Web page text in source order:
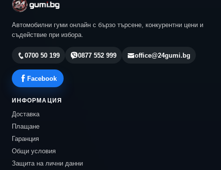
Автомобилни гуми онлайн с бързо търсене, конкурентни цени и
съдействие при избора.
0700 50 199 0877 552 999 office@24gumi.bg
Facebook
ИНФОРМАЦИЯ
Доставка
Плащане
Гаранция
Общи условия
Защита на лични данни